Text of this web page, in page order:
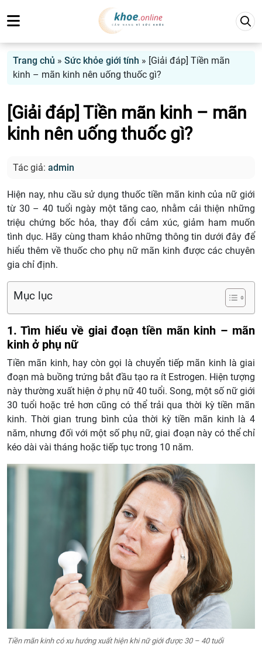
Trang chủ » Sức khỏe giới tính » [Giải đáp] Tiền mãn
kinh – mãn kinh nên uống thuốc gì?
[Giải đáp] Tiền mãn kinh – mãn
kinh nên uống thuốc gì?
Tác giả: admin
Hiện nay, nhu cầu sử dụng thuốc tiền mãn kinh của nữ giới
từ 30 – 40 tuổi ngày một tăng cao, nhằm cải thiện những
triệu chứng bốc hỏa, thay đổi cảm xúc, giảm ham muốn
tình dục. Hãy cùng tham khảo những thông tin dưới đây để
hiểu thêm về thuốc cho phụ nữ mãn kinh được các chuyên
gia chỉ định.
Mục lục
1. Tìm hiểu về giai đoạn tiền mãn kinh – mãn
kinh ở phụ nữ
Tiền mãn kinh, hay còn gọi là chuyển tiếp mãn kinh là giai
đoạn mà buồng trứng bắt đầu tạo ra ít Estrogen. Hiện tượng
này thường xuất hiện ở phụ nữ 40 tuổi. Song, một số nữ giới
30 tuổi hoặc trẻ hơn cũng có thể trải qua thời kỳ tiền mãn
kinh. Thời gian trung bình của thời kỳ tiền mãn kinh là 4
năm, nhưng đối với một số phụ nữ, giai đoạn này có thể chỉ
kéo dài vài tháng hoặc tiếp tục trong 10 năm.
Tiền mãn kinh có xu hướng xuất hiện khi nữ giới được 30 – 40 tuổi